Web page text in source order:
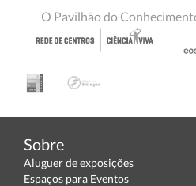
O Pavilhão do
Sobre
Aluguer de exposições
Espaços para Eventos